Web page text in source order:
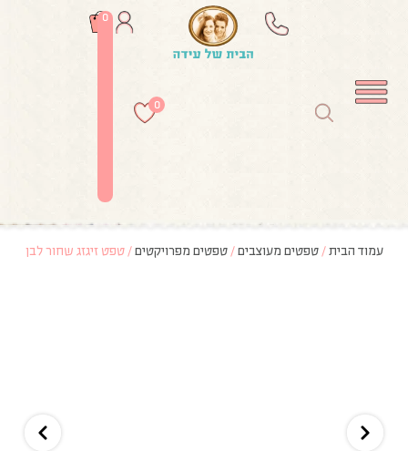
0
0
עמוד הבית/טפטים מעוצבים/טפטים מפרויקטים/ טפט זיגזג שחור לבן